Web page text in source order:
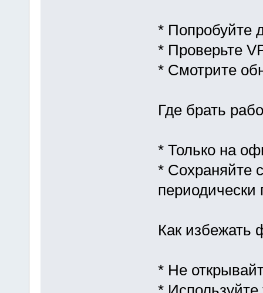
* Попробуйте
* Проверьте
* Смотрите
Где брать
* Только на
* Сохраняйте
периодически
Как избежать
* Не